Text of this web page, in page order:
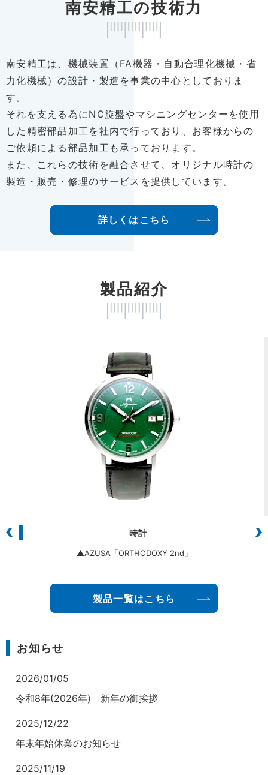
南安精工の技術力
南安精工は、機械装置（FA機器・自動合理化機械・省
力化機械）の設計・製造を事業の中心としておりま
す。
それを支える為にNC旋盤やマシニングセンターを使用
した精密部品加工を社内で行っており、お客様からの
ご依頼による部品加工も承っております。
また、これらの技術を融合させて、オリジナル時計の
製造・販売・修理のサービスを提供しています。
詳しくはこちら
製品紹介
時計
▲TMPL
製品一覧はこちら
お知らせ
2026/01/05
令和8年(2026年) 新年の御挨拶
2025/12/22
年末年始休業のお知らせ
2025/11/19